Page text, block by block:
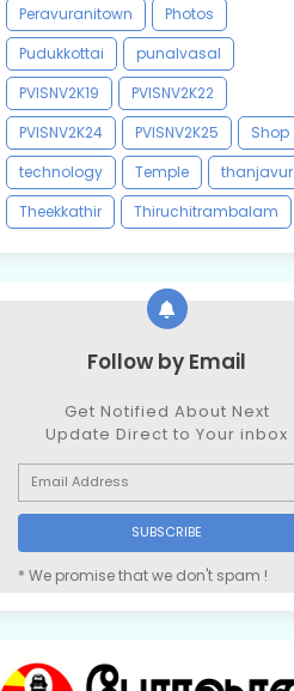
Peravuranitown
Photos
Pudukkottai
punalvasal
PVISNV2K19
PVISNV2K22
PVISNV2K24
PVISNV2K25
Shop
technology
Temple
thanjavur
Theekkathir
Thiruchitrambalam
Follow by Email
Get Notified About Next
Update Direct to Your inbox
* We promise that we don't spam !